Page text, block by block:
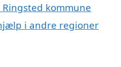
kommune
i andre regioner